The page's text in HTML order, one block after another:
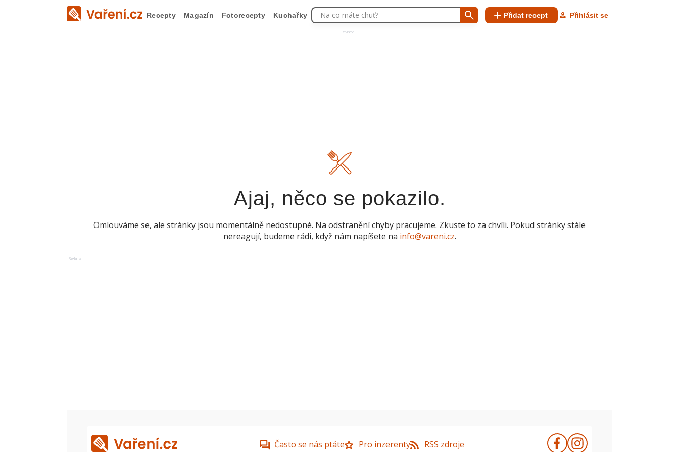
Reklama
Recepty Magazín Fotorecepty Kuchařky Na co máte chuť? Přidat recept Přihlásit se
Ajaj, něco se pokazilo.
Omlouváme se, ale stránky jsou momentálně nedostupné. Na odstranění chyby pracujeme. Zkuste to za chvíli. Pokud stránky stále
nereagují, budeme rádi, když nám napíšete na info@vareni.cz.
Reklama
Často se nás ptáte Pro inzerenty RSS zdroje